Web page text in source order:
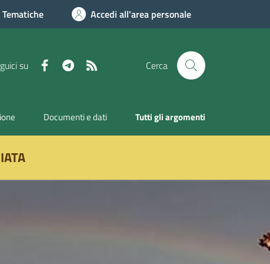
Accedi all'area personale
su FacebookTelegram Cerca
Documenti e dati Tutti gli argomenti